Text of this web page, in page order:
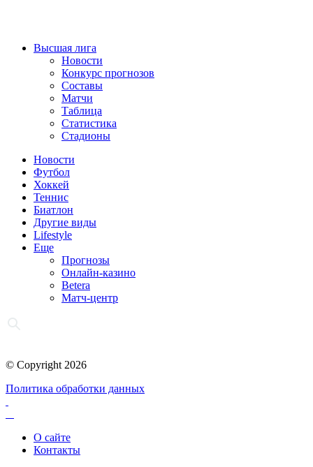
Высшая лига
Новости
Конкурс прогнозов
Составы
Матчи
Таблица
Статистика
Стадионы
Новости
Футбол
Хоккей
Теннис
Биатлон
Другие виды
Lifestyle
Еще
Прогнозы
Онлайн-казино
Betera
Матч-центр
© Copyright 2026
Политика обработки данных
О сайте
Контакты